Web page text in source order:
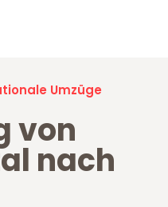
Umzüge
von
nach